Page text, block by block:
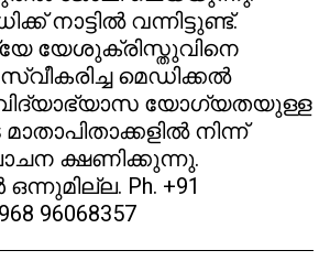
നാട്ടിൽ വന്നിട്ടുണ്ട്.
യേശുക്രിസ്തുവിനെ
മെഡിക്കൽ
വിദ്യാഭ്യാസ യോഗ്യതയുള്ള
നിന്ന്
ക്ഷണിക്കുന്നു.
Ph. +91
96068357